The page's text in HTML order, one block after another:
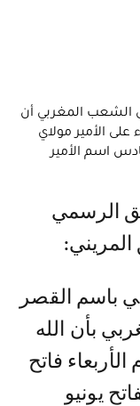
الشعب المغربي أن
على الأمير مولاي
اسم الأمير
باسم القصر
بأن الله
فاتح
لفاتح يونيو